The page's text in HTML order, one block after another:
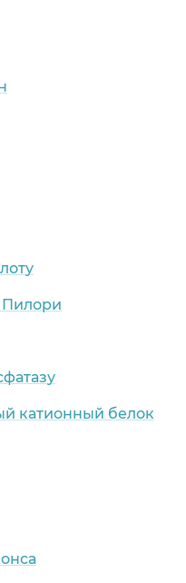
Пилори
катионный белок